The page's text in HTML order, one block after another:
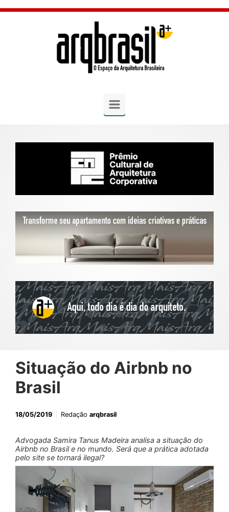
Skip to main content
Situação do Airbnb no
Brasil
18/05/2019 Redação arqbrasil
Advogada Samira Tanus Madeira analisa a situação do
Airbnb no Brasil e no mundo. Será que a prática adotada
pelo site se tornará ilegal?